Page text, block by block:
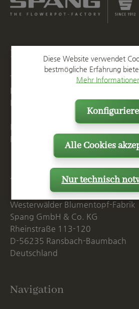
Kontakt
T
+49 2623 887 0
F
E
Mo. - Do. 07:15 - 16:00 Uhr
Fr. bis 14:00 Uhr
Anschrift
Westerwälder Blumentopf-Fabrik
Spang GmbH & Co. KG
Rheinstraße 113-120
D-56235 Ransbach-Baumbach
Deutschland
Navigation
Diese Website verwendet
bestmögliche Erfahrung
Mehr Informationen
Nur technisch
Alle Cookies